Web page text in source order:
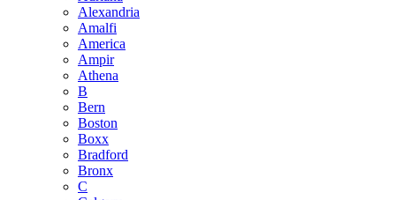
Alexandria
Amalfi
America
Ampir
Athena
B
Bern
Boston
Boxx
Bradford
Bronx
C